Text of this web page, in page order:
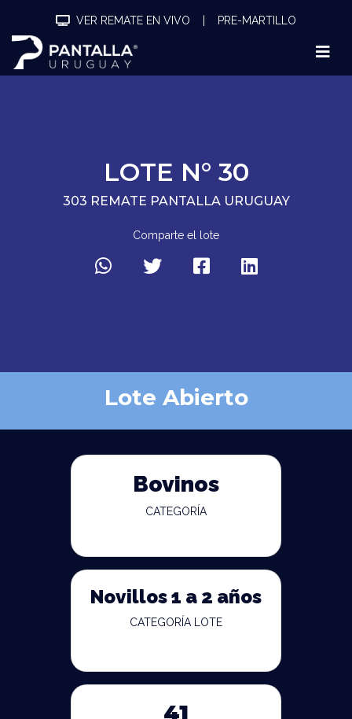
VER REMATE EN VIVO PRE-MARTILLO
LOTE N° 30
303 REMATE PANTALLA URUGUAY
Comparte el lote
Lote Abierto
Bovinos
CATEGORÍA
Novillos 1 a 2 años
CATEGORÍA LOTE
41